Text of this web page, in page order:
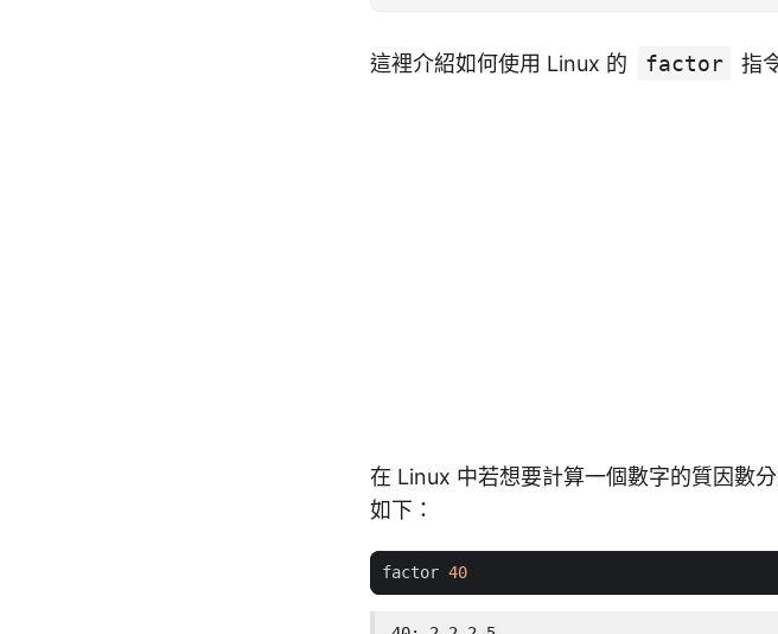
這裡介紹如何使用 Linux 的 factor 指
在 Linux 中若想要計算一個數字的質因數
如下：
factor 40